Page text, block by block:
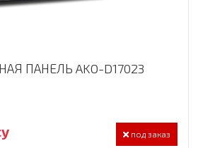
ПАНЕЛЬ AKO-D17023
под заказ